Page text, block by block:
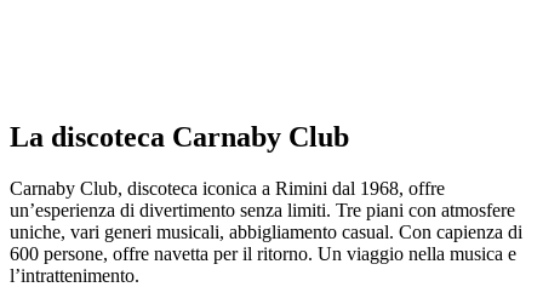
La discoteca Carnaby Club
Carnaby Club, discoteca iconica a Rimini dal 1968, offre
un’esperienza di divertimento senza limiti. Tre piani con atmosfere
uniche, vari generi musicali, abbigliamento casual. Con capienza di
600 persone, offre navetta per il ritorno. Un viaggio nella musica e
l’intrattenimento.